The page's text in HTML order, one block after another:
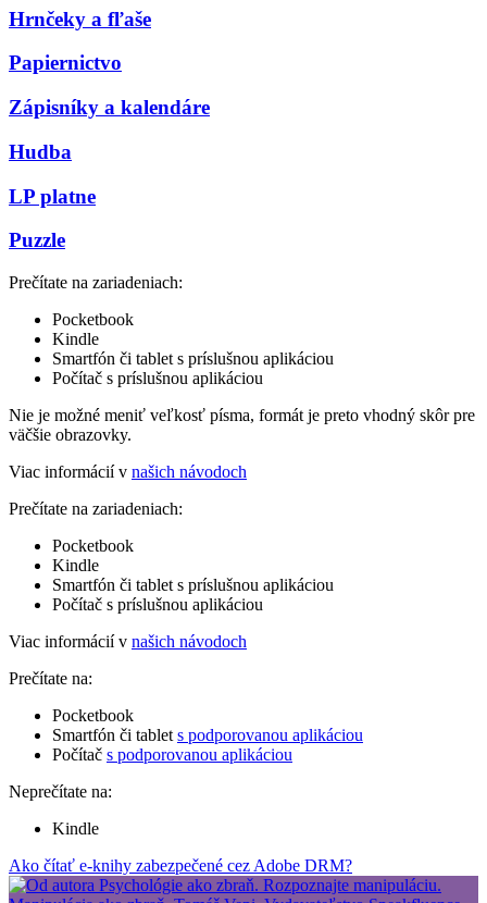
Hrnčeky a fľaše
Papiernictvo
Zápisníky a kalendáre
Hudba
LP platne
Puzzle
Prečítate na zariadeniach:
Pocketbook
Kindle
Smartfón či tablet s príslušnou aplikáciou
Počítač s príslušnou aplikáciou
Nie je možné meniť veľkosť písma, formát je preto vhodný skôr pre
väčšie obrazovky.
Viac informácií v našich návodoch
Prečítate na zariadeniach:
Pocketbook
Kindle
Smartfón či tablet s príslušnou aplikáciou
Počítač s príslušnou aplikáciou
Viac informácií v našich návodoch
Prečítate na:
Pocketbook
Smartfón či tablet s podporovanou aplikáciou
Počítač s podporovanou aplikáciou
Neprečítate na:
Kindle
Ako čítať e-knihy zabezpečené cez Adobe DRM?